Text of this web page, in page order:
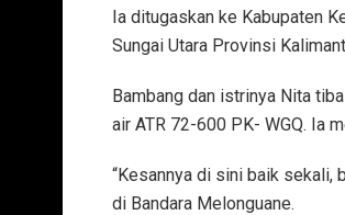
Ia ditugaskan ke Kabupaten
Sungai Utara Provinsi
Bambang dan istrinya Nita
air ATR 72-600 PK- WGQ. Ia
“Kesannya di sini baik sekali,
di Bandara Melonguane.